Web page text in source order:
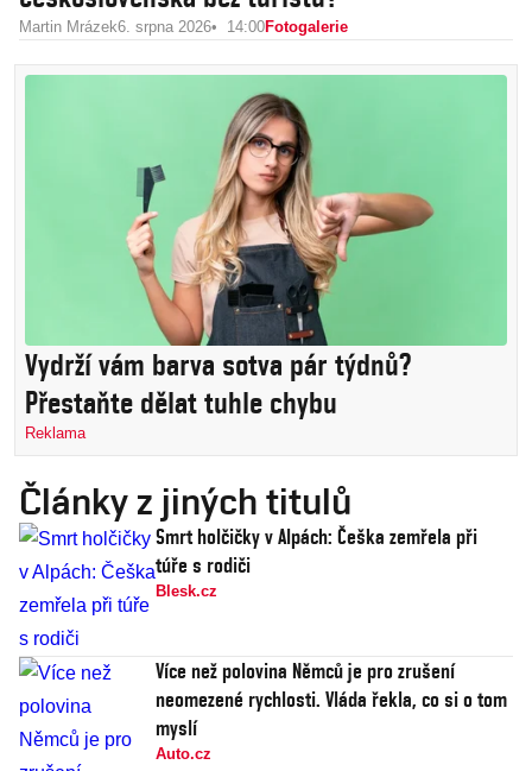
Martin Mrázek6. srpna 2026 14:00Fotogalerie
Vydrží vám barva sotva pár týdnů?
Přestaňte dělat tuhle chybu
Reklama
Články z jiných titulů
Smrt holčičky v Alpách: Češka zemřela při
túře s rodiči
Blesk.cz
Více než polovina Němců je pro zrušení
neomezené rychlosti. Vláda řekla, co si o tom
myslí
Auto.cz